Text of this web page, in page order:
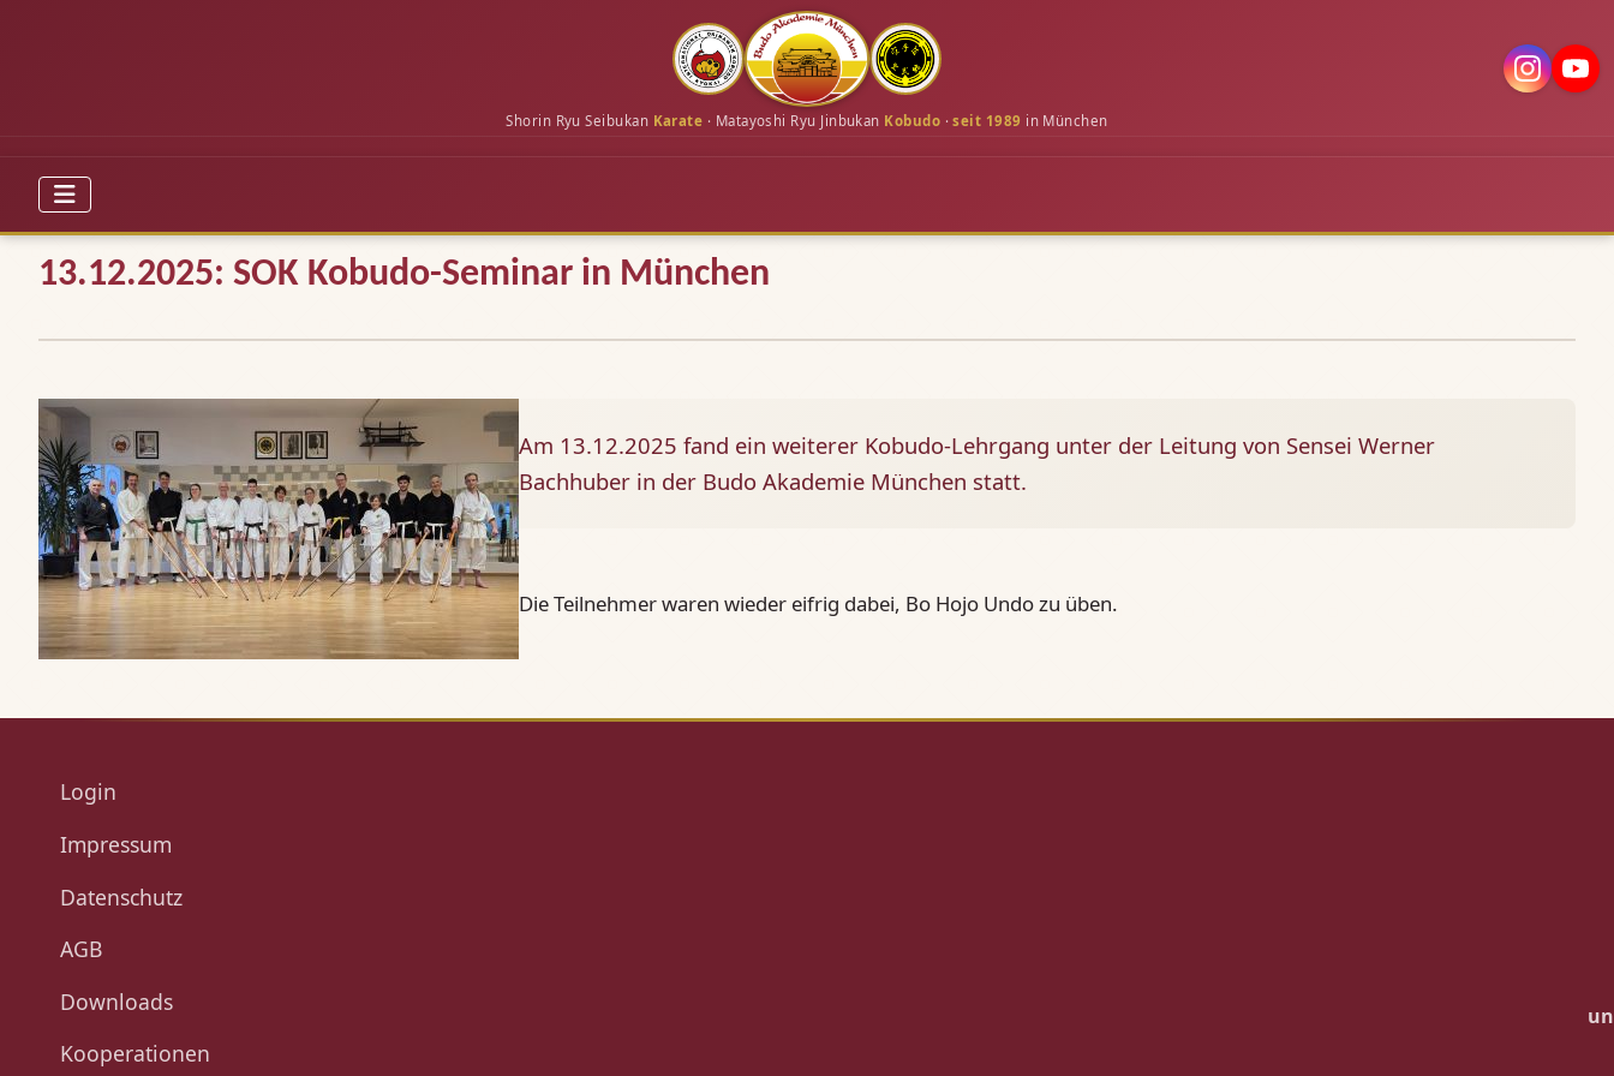
Shorin Ryu Seibukan Karate · Matayoshi Ryu Jinbukan Kobudo ·seit 1989 in München
13.12.2025: SOK Kobudo-Seminar in München
Am 13.12.2025 fand ein weiterer Kobudo-Lehrgang unter der Leitung von Sensei Werner
Bachhuber in der Budo Akademie München statt.
Die Teilnehmer waren wieder eifrig dabei, Bo Hojo Undo zu üben.
Login
Impressum
Datenschutz
AGB
Downloads
Kooperationen